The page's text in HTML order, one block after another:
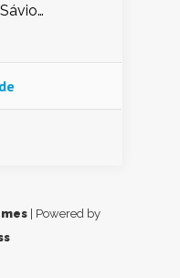
Peixoto,
| Powered by